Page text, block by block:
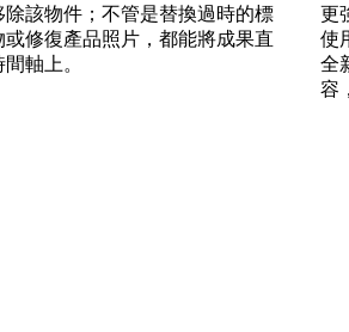
該物件；不管是替換過時的標
修復產品照片，都能將成果直
軸上。
更
使
全
容